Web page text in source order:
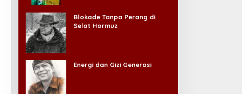
Blokade Tanpa Perang di
Selat Hormuz
Energi dan Gizi Generasi